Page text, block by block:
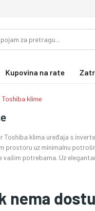
Kupovina na rate
Toshiba klime
Toshiba klima uređaja s
prostoru uz minimalnu
vašim potrebama. Uz
nema